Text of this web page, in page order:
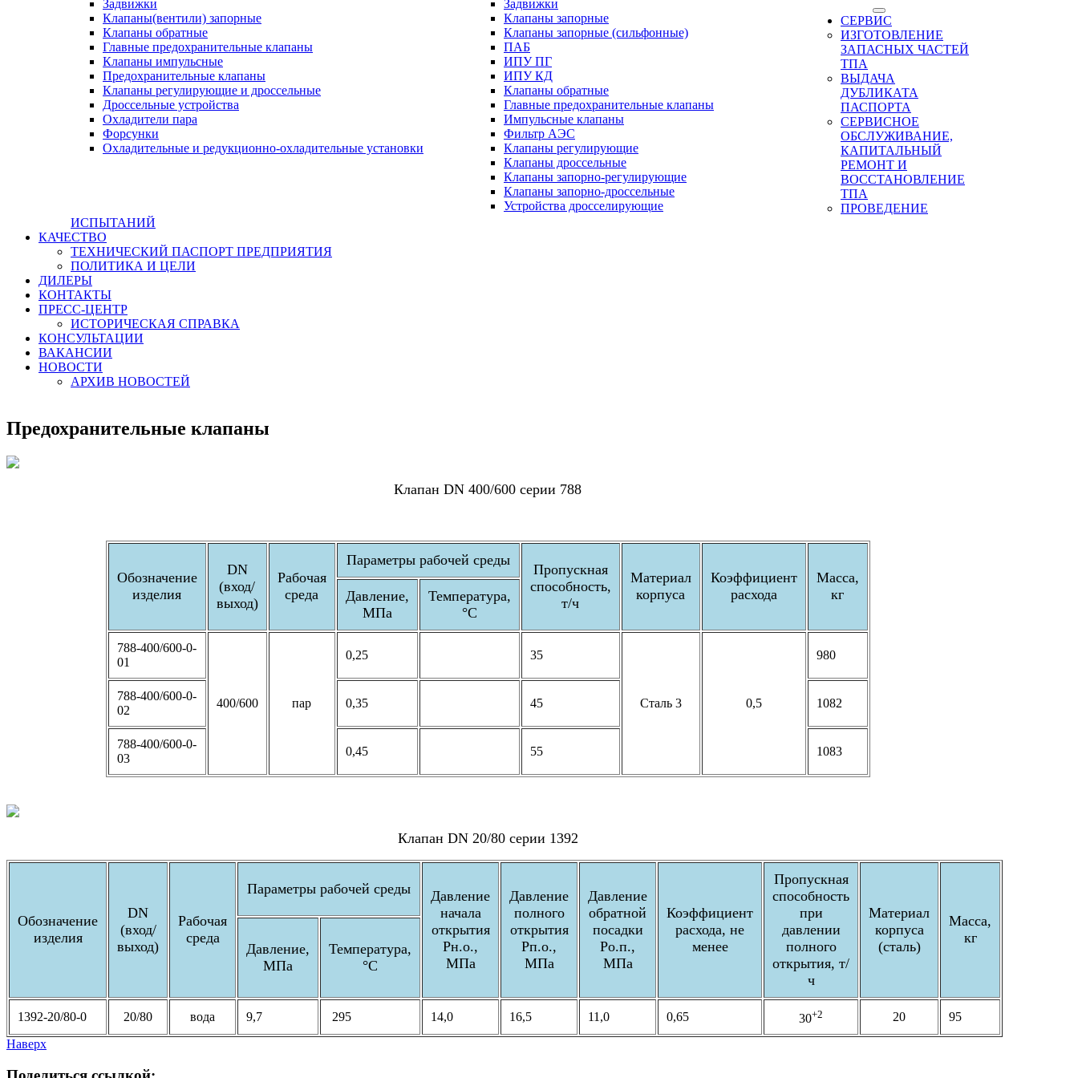
Задвижки
Клапаны(вентили) запорные
Клапаны обратные
Главные предохранительные клапаны
Клапаны импульсные
Предохранительные клапаны
Клапаны регулирующие и дроссельные
Дроссельные устройства
Охладители пара
Форсунки
Охладительные и редукционно-охладительные установки
Задвижки
Клапаны запорные
Клапаны запорные (сильфонные)
ПАБ
ИПУ ПГ
ИПУ КД
Клапаны обратные
Главные предохранительные клапаны
Импульсные клапаны
Фильтр АЭС
Клапаны регулирующие
Клапаны дроссельные
Клапаны запорно-регулирующие
Клапаны запорно-дроссельные
Устройства дросселирующие
СЕРВИС
ИЗГОТОВЛЕНИЕ
ЗАПАСНЫХ ЧАСТЕЙ
ТПА
ВЫДАЧА
ДУБЛИКАТА
ПАСПОРТА
СЕРВИСНОЕ
ОБСЛУЖИВАНИЕ,
КАПИТАЛЬНЫЙ
РЕМОНТ И
ВОССТАНОВЛЕНИЕ
ТПА
ПРОВЕДЕНИЕ
ИСПЫТАНИЙ
КАЧЕСТВО
ТЕХНИЧЕСКИЙ ПАСПОРТ ПРЕДПРИЯТИЯ
ПОЛИТИКА И ЦЕЛИ
ДИЛЕРЫ
КОНТАКТЫ
ПРЕСС-ЦЕНТР
ИСТОРИЧЕСКАЯ СПРАВКА
КОНСУЛЬТАЦИИ
ВАКАНСИИ
НОВОСТИ
АРХИВ НОВОСТЕЙ
Предохранительные клапаны
Клапан DN 400/600 серии 788
Обозначение
изделия
DN
(вход/
выход)
Рабочая
среда
Параметры рабочей среды
Пропускная
способность,
т/ч
Материал
корпуса
Коэффициент
расхода
Масса,
кг
Давление,
МПа
Температура,
°С
788-400/600-0-
01
400/600 пар
0,25 35
Сталь 3 0,5
980
788-400/600-0-
02
0,35 45 1082
788-400/600-0-
03
0,45 55 1083
Клапан DN 20/80 серии 1392
Обозначение
изделия
DN
(вход/
выход)
Рабочая
среда
Параметры рабочей среды
Давление
начала
открытия
Pн.о.,
МПа
Давление
полного
открытия
Pп.о.,
МПа
Давление
обратной
посадки
Pо.п.,
МПа
Коэффициент
расхода, не
менее
Пропускная
способность
при
давлении
полного
открытия, т/
ч
Материал
корпуса
(сталь)
Масса,
кг
Давление,
МПа
Температура,
°С
1392-20/80-0 20/80 вода 9,7 295 14,0 16,5 11,0 0,65 30+2 20
95
Наверх